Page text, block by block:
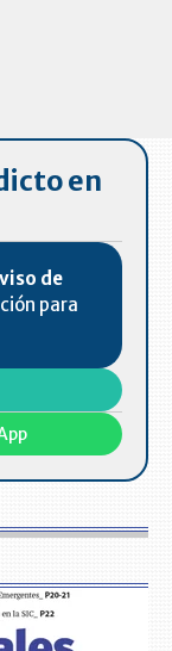
en
de
para